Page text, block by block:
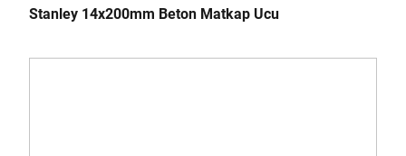
Stanley 14x200mm Beton Matkap Ucu